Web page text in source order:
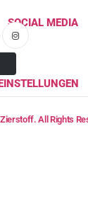
SOCIAL MEDIA
All Rights